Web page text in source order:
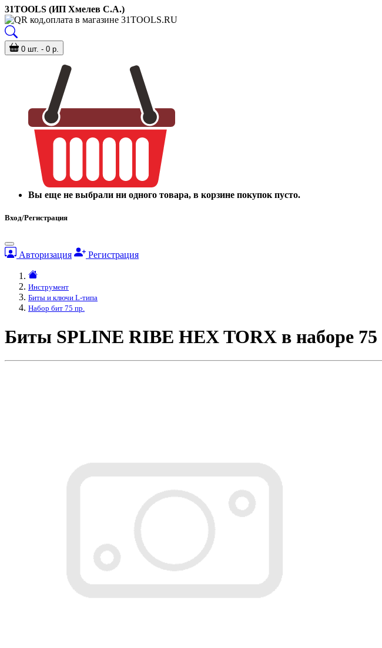
31TOOLS (ИП Хмелев С.А.)
0 шт. - 0 р.
Вы еще не выбрали ни одного товара, в корзине покупок пусто.
Вход/Регистрация
Авторизация Регистрация
Инструмент
Биты и ключи L-типа
Набор бит 75 пр.
Биты SPLINE RIBE HEX TORX в наборе 75